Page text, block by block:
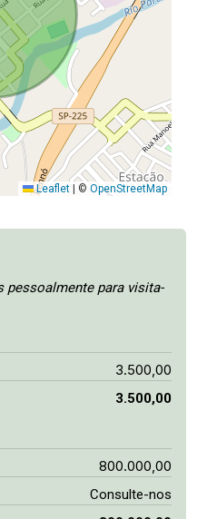
Leaflet | © OpenStreetMap
pessoalmente para visita-
3.500,00
3.500,00
800.000,00
Consulte-nos